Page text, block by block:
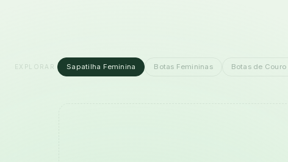
Sapatilha Feminina Botas Femininas Botas de